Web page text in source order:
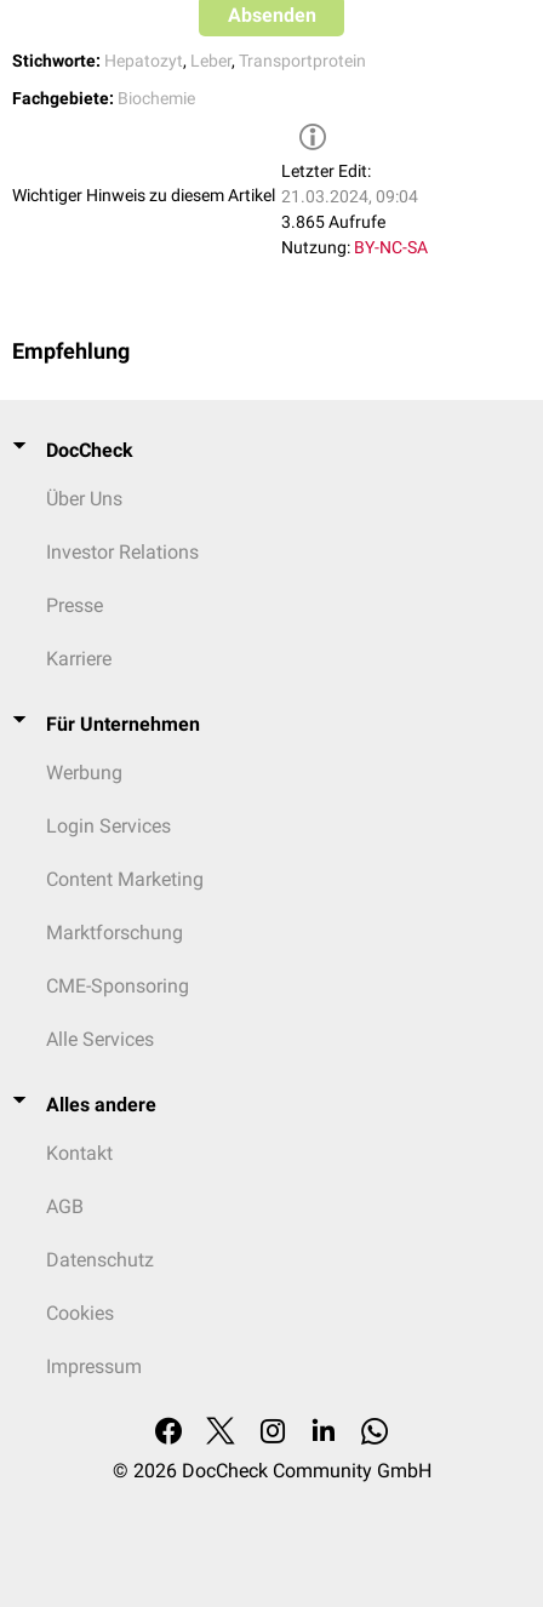
Absenden
Stichworte: Hepatozyt, Leber, Transportprotein
Fachgebiete: Biochemie
Wichtiger Hinweis zu diesem Artikel
Letzter Edit:
21.03.2024, 09:04
3.865 Aufrufe
Nutzung: BY-NC-SA
Empfehlung
DocCheck
Über Uns
Investor Relations
Presse
Karriere
Für Unternehmen
Werbung
Login Services
Content Marketing
Marktforschung
CME-Sponsoring
Alle Services
Alles andere
Kontakt
AGB
Datenschutz
Cookies
Impressum
© 2026 DocCheck Community GmbH